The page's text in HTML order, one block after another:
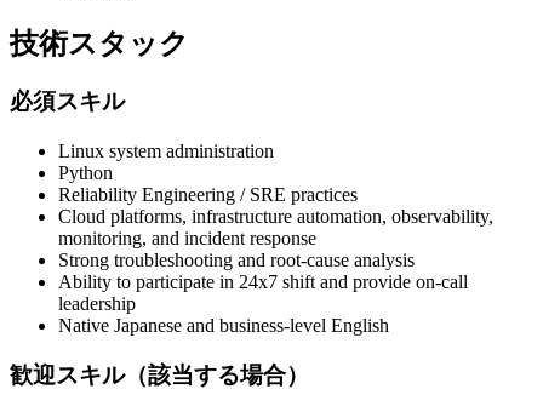
技術スタック
必須スキル
Linux system administration
Python
Reliability Engineering / SRE practices
Cloud platforms, infrastructure automation, observability,
monitoring, and incident response
Strong troubleshooting and root-cause analysis
Ability to participate in 24x7 shift and provide on-call
leadership
Native Japanese and business-level English
歓迎スキル（該当する場合）